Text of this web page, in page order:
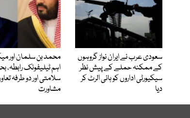
سعودی عرب نے ایران نواز گروہوں
کے ممکنہ حملے کے پیش نظر
سیکیورٹی اداروں کو ہائی الرٹ کر
دیا
محمد بن سلمان اور
اہم ٹیلیفونک رابطہ،
سلامتی اور دو طرفہ
مشاورت